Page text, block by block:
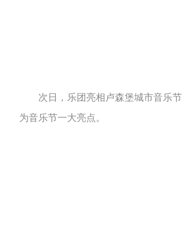
次日，乐团亮相卢森堡城市音乐节
为音乐节一大亮点。